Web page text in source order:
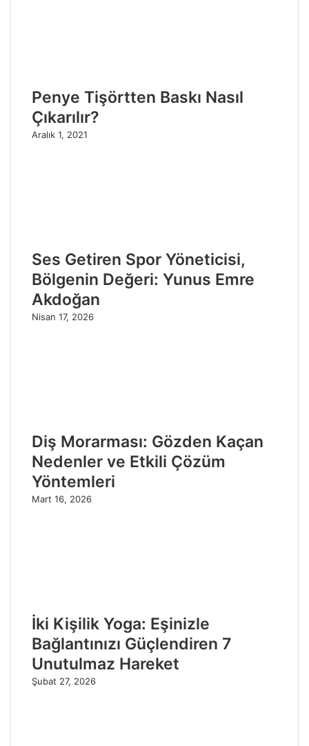
Penye Tişörtten Baskı Nasıl
Çıkarılır?
Aralık 1, 2021
Ses Getiren Spor Yöneticisi,
Bölgenin Değeri: Yunus Emre
Akdoğan
Nisan 17, 2026
Diş Morarması: Gözden Kaçan
Nedenler ve Etkili Çözüm
Yöntemleri
Mart 16, 2026
İki Kişilik Yoga: Eşinizle
Bağlantınızı Güçlendiren 7
Unutulmaz Hareket
Şubat 27, 2026